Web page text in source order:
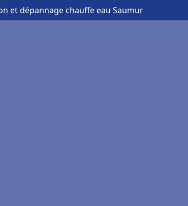
et dépannage chauffe eau Saumur